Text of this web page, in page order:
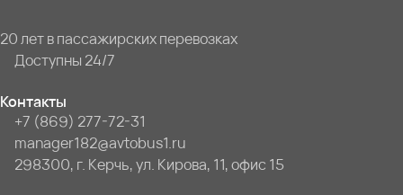
20 лет в пассажирских перевозках
Доступны 24/7
Контакты
+7 (869) 277-72-31
manager182@avtobus1.ru
298300, г. Керчь, ул. Кирова, 11, офис 15